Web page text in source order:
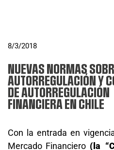
8/3/2018
NUEVAS NORMAS
AUTORREGULACIÓN Y
DE AUTORREGULACIÓN
FINANCIERA EN CHILE
Con la entrada en
Mercado Financiero (la